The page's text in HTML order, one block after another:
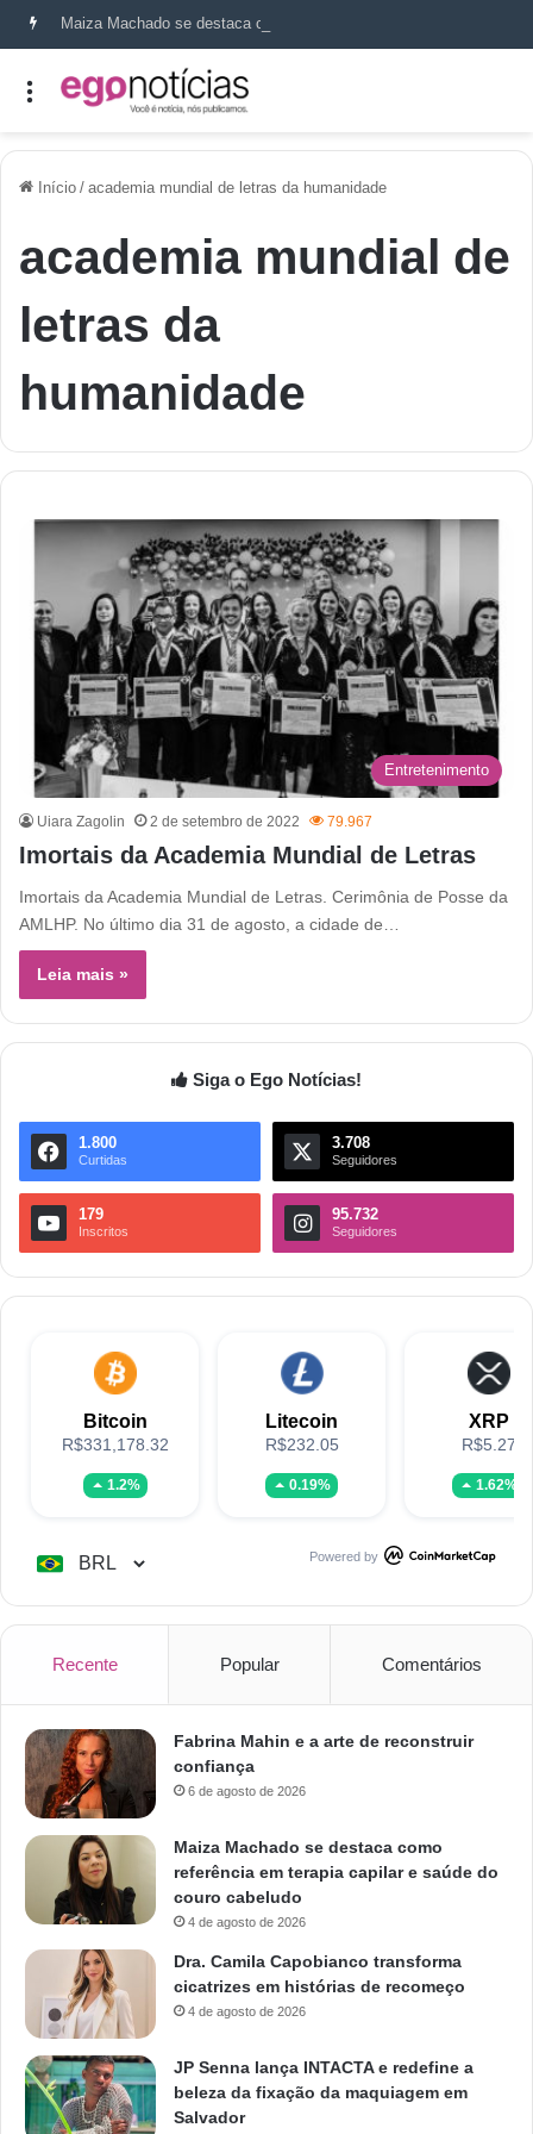
Início / academia mundial de letras da humanidade
academia mundial de
letras da
humanidade
Entretenimento
Uiara Zagolin 2 de setembro de 2022 79.967
Imortais da Academia Mundial de Letras
Imortais da Academia Mundial de Letras. Cerimônia de Posse da
AMLHP. No último dia 31 de agosto, a cidade de…
Leia mais »
Siga o Ego Notícias!
1.800
Curtidas
3.708
Seguidores
179
Inscritos
95.732
Seguidores
Bitcoin
R$331,178.32
1.2%
Litecoin
R$232.05
0.19%
XRP
R$5.27
1.62%
Powered by
Recente Popular Comentários
Fabrina Mahin e a arte de reconstruir
confiança
6 de agosto de 2026
Maiza Machado se destaca como
referência em terapia capilar e saúde do
couro cabeludo
4 de agosto de 2026
Dra. Camila Capobianco transforma
cicatrizes em histórias de recomeço
4 de agosto de 2026
JP Senna lança INTACTA e redefine a
beleza da fixação da maquiagem em
Salvador